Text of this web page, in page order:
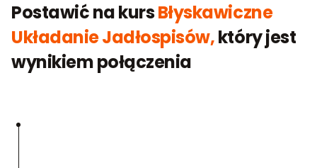
Postawić na kursBłyskawiczne
Układanie Jadłospisów,który jest
wynikiem połączenia